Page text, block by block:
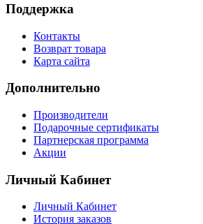
Поддержка
Контакты
Возврат товара
Карта сайта
Дополнительно
Производители
Подарочные сертификаты
Партнерская программа
Акции
Личный Кабинет
Личный Кабинет
История заказов